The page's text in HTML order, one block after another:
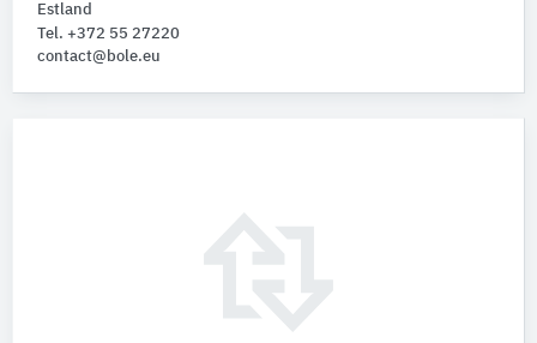
Estland
Tel. +372 55 27220
contact@bole.eu